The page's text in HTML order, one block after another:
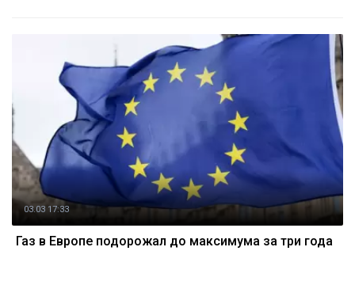
03.03 17:33
Газ в Европе подорожал до максимума за три года